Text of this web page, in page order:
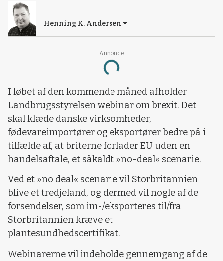
Annonce
Loading...
Henning K. Andersen
I løbet af den kommende måned afholder
Landbrugsstyrelsen webinar om brexit. Det
skal klæde danske virksomheder,
fødevareimportører og eksportører bedre på i
tilfælde af, at briterne forlader EU uden en
handelsaftale, et såkaldt »no-deal« scenarie.
Ved et »no deal« scenarie vil Storbritannien
blive et tredjeland, og dermed vil nogle af de
forsendelser, som im-/eksporteres til/fra
Storbritannien kræve et
plantesundhedscertifikat.
Webinarerne vil indeholde gennemgang af de